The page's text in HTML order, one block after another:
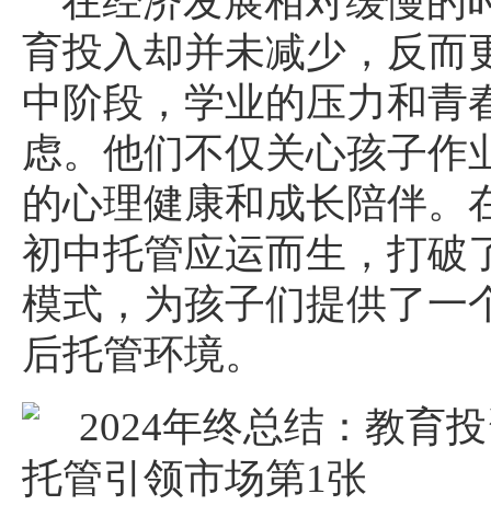
育投入却并未减少，反而
中阶段，学业的压力和青
虑。他们不仅关心孩子作
的心理健康和成长陪伴。
初中托管应运而生，打破
模式，为孩子们提供了一
后托管环境。